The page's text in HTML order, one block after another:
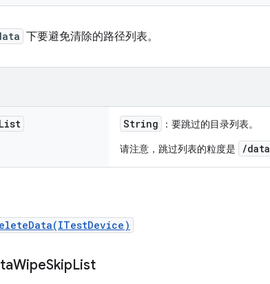
下要避免清除的路径列表。
List String
：要跳过的目录列表。
请注意，跳过列表的粒度是
/data
WipeSkipList